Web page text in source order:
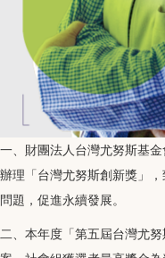
一、財團法人台灣尤努斯基
辦理「台灣尤努斯創新獎」
問題，促進永續發展。
二、本年度「第五屆台灣尤